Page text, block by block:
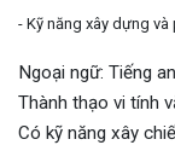
- Kỹ năng xây dựng
Ngoại ngữ: Tiếng
Thành thạo vi tính
Có kỹ năng xây